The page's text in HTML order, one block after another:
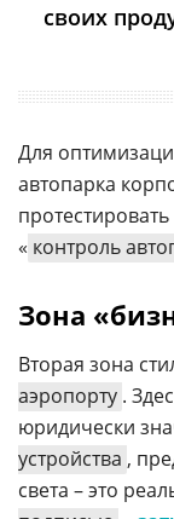
своих
Для
автопарка
« контроль
Зона
Вторая зона
аэропорту .
юридически
устройства ,
света – это